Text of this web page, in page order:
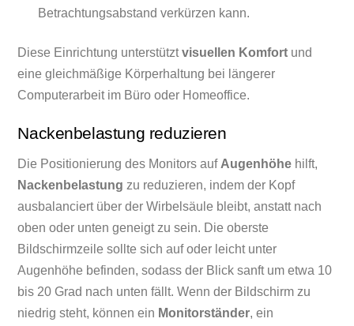
Betrachtungsabstand verkürzen kann.
Diese Einrichtung unterstütztvisuellen Komfort und
eine gleichmäßige Körperhaltung bei längerer
Computerarbeit im Büro oder Homeoffice.
Nackenbelastung reduzieren
Die Positionierung des Monitors auf Augenhöhe hilft,
Nackenbelastung zu reduzieren, indem der Kopf
ausbalanciert über der Wirbelsäule bleibt, anstatt nach
oben oder unten geneigt zu sein. Die oberste
Bildschirmzeile sollte sich auf oder leicht unter
Augenhöhe befinden, sodass der Blick sanft um etwa 10
bis 20 Grad nach unten fällt. Wenn der Bildschirm zu
niedrig steht, können ein Monitorständer, ein